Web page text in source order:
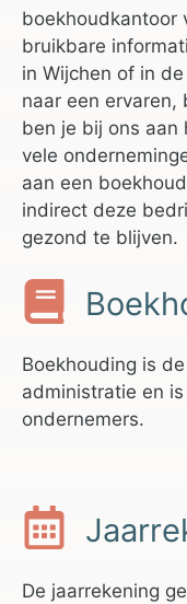
boekhoudkantoor
bruikbare
in Wijchen of in
naar een ervaren,
ben je bij ons aan
vele
aan een
indirect deze
gezond te blijven.
Boekhouding is
administratie en
ondernemers.
De jaarrekening